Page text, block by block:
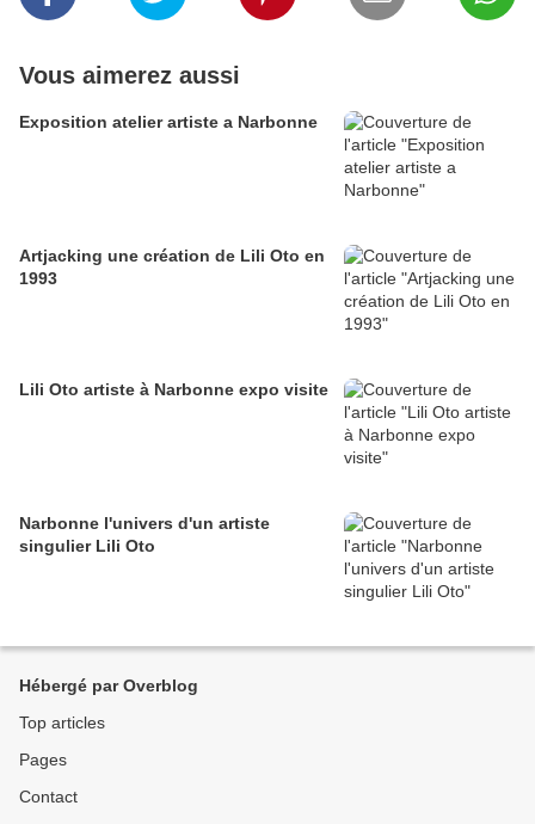
Vous aimerez aussi
Exposition atelier artiste a Narbonne
Artjacking une création de Lili Oto en
1993
Lili Oto artiste à Narbonne expo visite
Narbonne l'univers d'un artiste
singulier Lili Oto
Hébergé par Overblog
Top articles
Pages
Contact